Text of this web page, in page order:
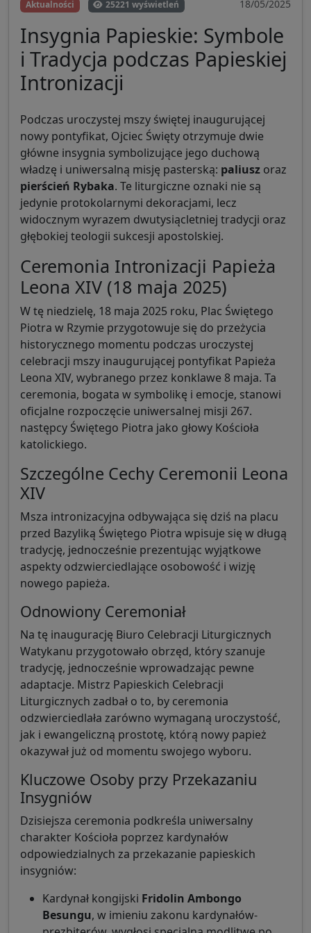
Aktualności 25221 wyświetleń 18/05/2025
Insygnia Papieskie: Symbole
i Tradycja podczas Papieskiej
Intronizacji
Podczas uroczystej mszy świętej inaugurującej
nowy pontyfikat, Ojciec Święty otrzymuje dwie
główne insygnia symbolizujące jego duchową
władzę i uniwersalną misję pasterską: paliusz oraz
pierścień Rybaka. Te liturgiczne oznaki nie są
jedynie protokolarnymi dekoracjami, lecz
widocznym wyrazem dwutysiącletniej tradycji oraz
głębokiej teologii sukcesji apostolskiej.
Ceremonia Intronizacji Papieża
Leona XIV (18 maja 2025)
W tę niedzielę, 18 maja 2025 roku, Plac Świętego
Piotra w Rzymie przygotowuje się do przeżycia
historycznego momentu podczas uroczystej
celebracji mszy inaugurującej pontyfikat Papieża
Leona XIV, wybranego przez konklawe 8 maja. Ta
ceremonia, bogata w symbolikę i emocje, stanowi
oficjalne rozpoczęcie uniwersalnej misji 267.
następcy Świętego Piotra jako głowy Kościoła
katolickiego.
Szczególne Cechy Ceremonii Leona
XIV
Msza intronizacyjna odbywająca się dziś na placu
przed Bazyliką Świętego Piotra wpisuje się w długą
tradycję, jednocześnie prezentując wyjątkowe
aspekty odzwierciedlające osobowość i wizję
nowego papieża.
Odnowiony Ceremoniał
Na tę inaugurację Biuro Celebracji Liturgicznych
Watykanu przygotowało obrzęd, który szanuje
tradycję, jednocześnie wprowadzając pewne
adaptacje. Mistrz Papieskich Celebracji
Liturgicznych zadbał o to, by ceremonia
odzwierciedlała zarówno wymaganą uroczystość,
jak i ewangeliczną prostotę, którą nowy papież
okazywał już od momentu swojego wyboru.
Kluczowe Osoby przy Przekazaniu
Insygniów
Dzisiejsza ceremonia podkreśla uniwersalny
charakter Kościoła poprzez kardynałów
odpowiedzialnych za przekazanie papieskich
insygniów:
Kardynał kongijski Fridolin Ambongo
Besungu, w imieniu zakonu kardynałów-